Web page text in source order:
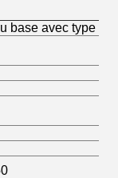
base avec type de